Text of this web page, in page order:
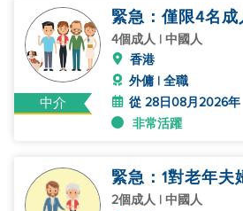
中介
緊急：僅限4名成
4個成人 | 中國人
香港
外傭 | 全職
從 28日08月2026年
非常活躍
緊急：1對老年夫
2個成人 | 中國人